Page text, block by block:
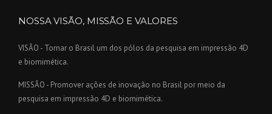
NOSSA VISÃO, MISSÃO E VALORES
VISÃO - Tornar o Brasil um dos pólos da pesquisa em impressão 4D
e biomimética.
MISSÃO - Promover ações de inovação no Brasil por meio da
pesquisa em impressão 4D e biomimética.